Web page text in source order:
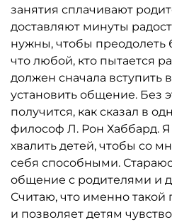
занятия сплачивают
доставляют минуты
нужны, чтобы преодолеть
что любой, кто пытается
должен сначала вступить
установить общение. Без
получится, как сказал в
философ Л. Рон Хаббард.
хвалить детей, чтобы со
себя способными.
общение с родителями и
Считаю, что именно такой
и позволяет детям